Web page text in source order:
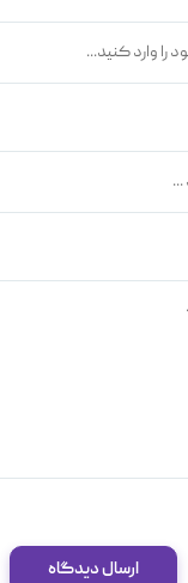
ارسال دیدگاه